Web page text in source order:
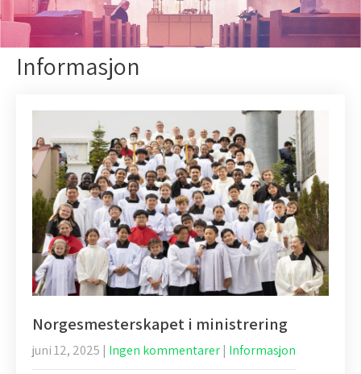
Informasjon
Norgesmesterskapet i ministrering
juni 12, 2025 | Ingen kommentarer | Informasjon